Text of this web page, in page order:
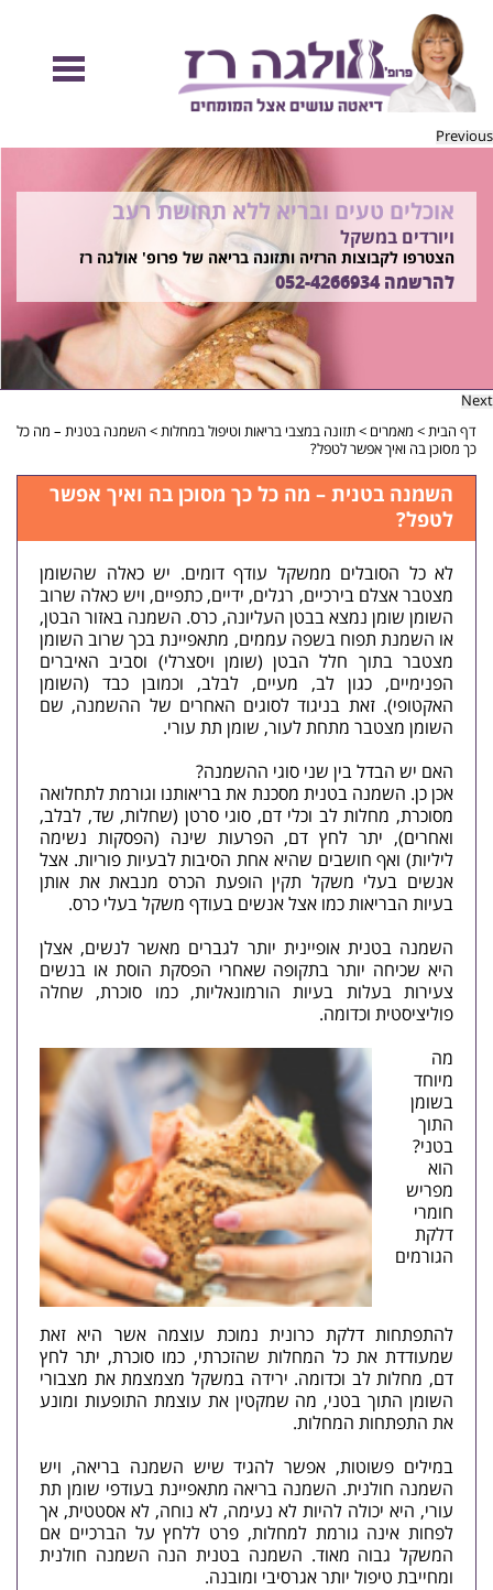
Previous
להיות מוכנות לקיץ הזה ולזה שאחריו!
בשיטת ד"ר אולגה רז
רוצים ללמוד איך?
התקשרו 052-4266934
אוכלים טעים ובריא ללא תחושת רעב
ויורדים במשקל
הצטרפו לקבוצות הרזיה ותזונה בריאה של פרופ' אולגה רז
להרשמה052-4266934
Next
דף הבית> מאמרים >תזונה במצבי בריאות וטיפול במחלות> השמנה בטנית – מה כל
כך מסוכן בה ואיך אפשר לטפל?
השמנה בטנית – מה כל כך מסוכן בה ואיך אפשר
לטפל?
לא כל הסובלים ממשקל עודף דומים. יש כאלה שהשומן
מצטבר אצלם בירכיים, רגלים, ידיים, כתפיים, ויש כאלה שרוב
השומן שומן נמצא בבטן העליונה, כרס. השמנה באזור הבטן,
או השמנת תפוח בשפה עממים, מתאפיינת בכך שרוב השומן
מצטבר בתוך חלל הבטן (שומן ויסצרלי) וסביב האיברים
הפנימיים, כגון לב, מעיים, לבלב, וכמובן כבד (השומן
האקטופי). זאת בניגוד לסוגים האחרים של ההשמנה, שם
השומן מצטבר מתחת לעור, שומן תת עורי.
האם יש הבדל בין שני סוגי ההשמנה?
אכן כן. השמנה בטנית מסכנת את בריאותנו וגורמת לתחלואה
מסוכרת, מחלות לב וכלי דם, סוגי סרטן (שחלות, שד, לבלב,
ואחרים), יתר לחץ דם, הפרעות שינה (הפסקות נשימה
ליליות) ואף חושבים שהיא אחת הסיבות לבעיות פוריות. אצל
אנשים בעלי משקל תקין הופעת הכרס מנבאת את אותן
בעיות הבריאות כמו אצל אנשים בעודף משקל בעלי כרס.
השמנה בטנית אופיינית יותר לגברים מאשר לנשים, אצלן
היא שכיחה יותר בתקופה שאחרי הפסקת הוסת או בנשים
צעירות בעלות בעיות הורמונאליות, כמו סוכרת, שחלה
פוליציסטית וכדומה.
מה
מיוחד
בשומן
התוך
בטני?
הוא
מפריש
חומרי
דלקת
הגורמים
להתפתחות דלקת כרונית נמוכת עוצמה אשר היא זאת
שמעודדת את כל המחלות שהזכרתי, כמו סוכרת, יתר לחץ
דם, מחלות לב וכדומה. ירידה במשקל מצמצמת את מצבורי
השומן התוך בטני, מה שמקטין את עוצמת התופעות ומונע
את התפתחות המחלות.
במילים פשוטות, אפשר להגיד שיש השמנה בריאה, ויש
השמנה חולנית. השמנה בריאה מתאפיינת בעודפי שומן תת
עורי, היא יכולה להיות לא נעימה, לא נוחה, לא אסטטית, אך
לפחות אינה גורמת למחלות, פרט ללחץ על הברכיים אם
המשקל גבוה מאוד. השמנה בטנית הנה השמנה חולנית
ומחייבת טיפול יותר אגרסיבי ומובנה.